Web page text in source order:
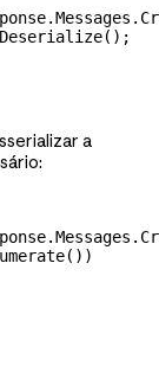
.Messages .
Deserialize();
a
.Messages .
())